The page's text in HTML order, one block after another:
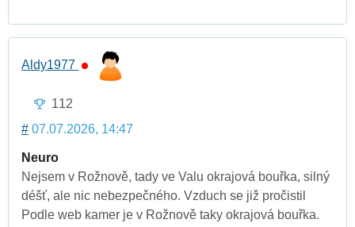
Aldy1977
112
# 07.07.2026, 14:47
Neuro
Nejsem v Rožnově, tady ve Valu okrajová bouřka, silný
déšť, ale nic nebezpečného. Vzduch se již pročistil
Podle web kamer je v Rožnově taky okrajová bouřka.